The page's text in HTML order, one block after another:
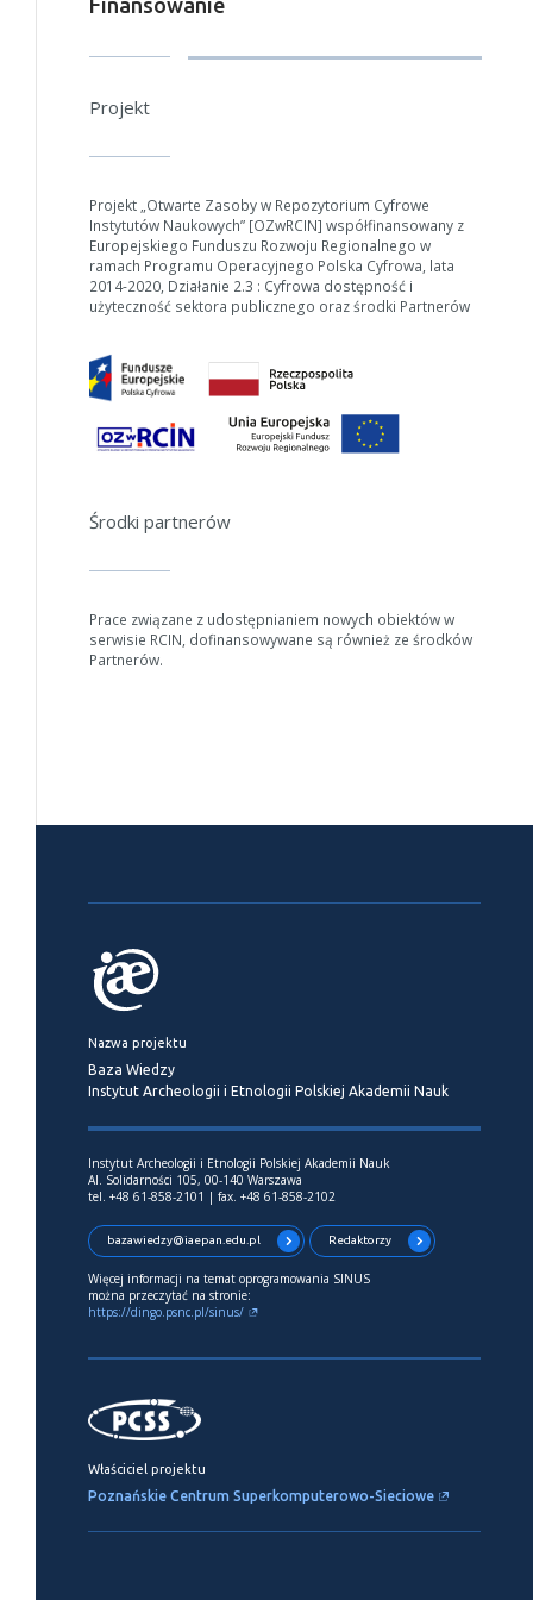
Finansowanie
Projekt
Projekt „Otwarte Zasoby w Repozytorium Cyfrowe
Instytutów Naukowych” [OZwRCIN] współfinansowany z
Europejskiego Funduszu Rozwoju Regionalnego w
ramach Programu Operacyjnego Polska Cyfrowa, lata
2014-2020, Działanie 2.3 : Cyfrowa dostępność i
użyteczność sektora publicznego oraz środki Partnerów
Środki partnerów
Prace związane z udostępnianiem nowych obiektów w
serwisie RCIN, dofinansowywane są również ze środków
Partnerów.
Nazwa projektu
Baza Wiedzy
Instytut Archeologii i Etnologii Polskiej Akademii Nauk
Instytut Archeologii i Etnologii Polskiej Akademii Nauk
Al. Solidarności 105, 00-140 Warszawa
tel. +48 61-858-2101 | fax. +48 61-858-2102
bazawiedzy@iaepan.edu.pl Redaktorzy
Więcej informacji na temat oprogramowania SINUS
można przeczytać na stronie:
https://dingo.psnc.pl/sinus/
Właściciel projektu
Poznańskie Centrum Superkomputerowo-Sieciowe